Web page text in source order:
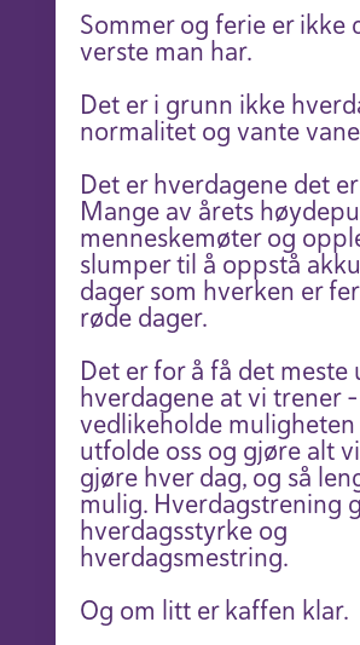
Sommer og ferie er ikke
verste man har.
Det er i grunn ikke
normalitet og vante
Det er hverdagene det
Mange av årets
menneskemøter og
slumper til å oppstå
dager som hverken er
røde dager.
Det er for å få det meste
hverdagene at vi trener
vedlikeholde muligheten
utfolde oss og gjøre alt
gjøre hver dag, og så
mulig. Hverdagstrening
hverdagsstyrke og
hverdagsmestring.
Og om litt er kaffen klar.